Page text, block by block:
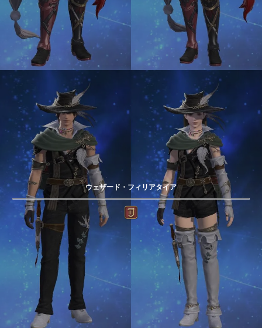
ウェザード・フィリアタイア